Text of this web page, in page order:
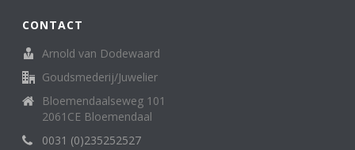
CONTACT
Arnold van Dodewaard
Goudsmederij/Juwelier
Bloemendaalseweg 101
2061CE Bloemendaal
0031 (0)235252527